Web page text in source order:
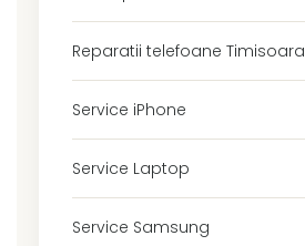
Reparatii telefoane Timisoara
Service iPhone
Service Laptop
Service Samsung